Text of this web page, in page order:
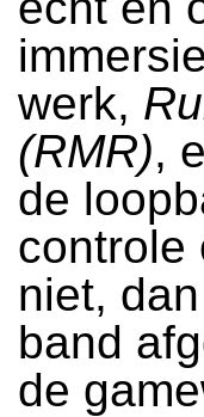
werk,
(RMR),
de
controle
niet,
band
de